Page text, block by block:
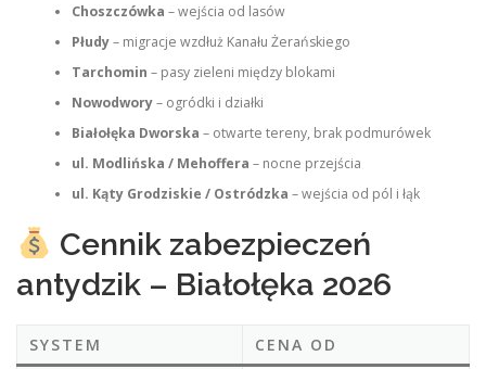
Choszczówka – wejścia od lasów
Płudy– migracje wzdłuż Kanału Żerańskiego
Tarchomin – pasy zieleni między blokami
Nowodwory– ogródki i działki
Białołęka Dworska – otwarte tereny, brak podmurówek
ul. Modlińska / Mehoffera – nocne przejścia
ul. Kąty Grodziskie / Ostródzka – wejścia od pól i łąk
Cennik zabezpieczeń
antydzik – Białołęka 2026
SYSTEM
CENA OD